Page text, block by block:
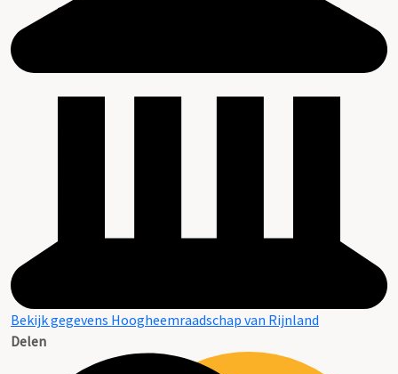
Bekijk gegevens Hoogheemraadschap van Rijnland
Delen